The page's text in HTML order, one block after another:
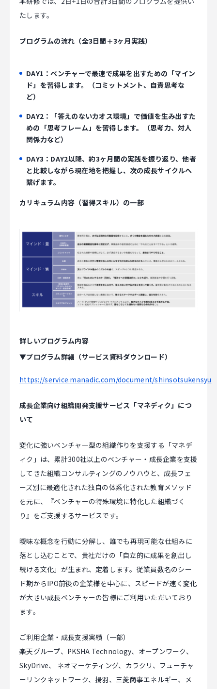
たします。
プログラムの流れ（全3日間＋3ヶ月実践）
DAY1：ベンチャーで最速で成果を出すための「マイン
ド」を習得します。（コミットメント、自責思考な
ど）
DAY2：
「答えのないカオス環境」で価値を生み出すた
めの「思考フレーム」を習得します。（思考力、対人
関係力など）
DAY3： DAY2以降、約3ヶ月間の実践を振り返り、他者
と比較しながら現在地を把握し、次の成長サイクルへ
繋げます。
カリキュラム内容（習得スキル）の一部
詳しいプログラム内容
▼プログラム詳細（サービス資料ダウンロード）
https://service.manadic.com/document/shinsotsukensyu
成長企業向け組織開発支援サービス「マネディク」につ
いて
変化に強いベンチャー型の組織作りを支援する「マネデ
ィク」は、累計300社以上のベンチャー・成長企業を支援
してきた組織コンサルティングのノウハウと、成長フェ
ーズ別に最適化された独自の体系化された教育メソッド
を元に、『ベンチャーの特殊環境に特化した組織づく
り』をご支援するサービスです。
曖昧な概念を行動に分解し、誰でも再現可能な仕組みに
落とし込むことで、貴社だけの「自立的に成果を創出し
続ける文化」が生まれ、定着します。従業員数名のシー
ド期からIPO前後の企業様を中心に、スピードが速く変化
が大きい成長ベンチャーの皆様にご利用いただいており
ます。
ご利用企業・成長支援実績（一部）
楽天グループ、PKSHA Technology、オープンワーク、
SkyDrive、 ネオマーケティング、カラクリ、フューチャ
ーリンクネットワーク、揚羽、三菱商事エネルギー、メ